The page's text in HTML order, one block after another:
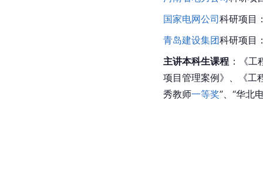
国家电网公司科研项目
青岛建设集团科研项目
主讲本科生课程 ：《
项目管理案例》、《工
秀教师一等奖”、“华北